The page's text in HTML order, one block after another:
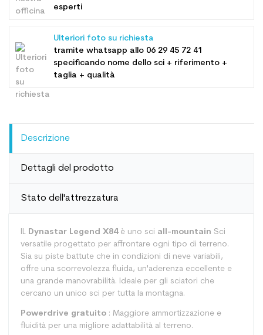
esperti
Ulteriori foto su richiesta
tramite whatsapp allo 06 29 45 72 41
specificando nome dello sci + riferimento +
taglia + qualità
Descrizione
Dettagli del prodotto
Stato dell'attrezzatura
IL Dynastar Legend X84è uno sci all-mountain Sci
versatile progettato per affrontare ogni tipo di terreno.
Sia su piste battute che in condizioni di neve variabili,
offre una scorrevolezza fluida, un'aderenza eccellente e
una grande manovrabilità. Ideale per gli sciatori che
cercano un unico sci per tutta la montagna.
Powerdrive gratuito : Maggiore ammortizzazione e
fluidità per una migliore adattabilità al terreno.